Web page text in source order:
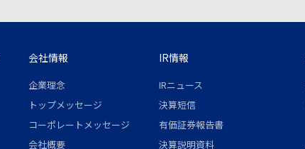
会社情報
企業理念
トップメッセージ
コーポレートメッセージ
会社概要
IR情報
IRニュース
決算短信
有価証券報告書
決算説明資料